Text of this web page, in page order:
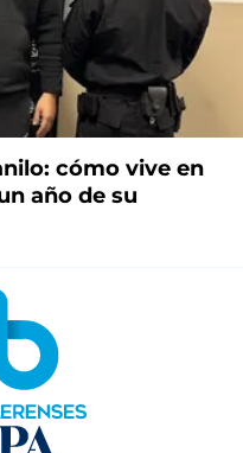
cómo vive en
año de su